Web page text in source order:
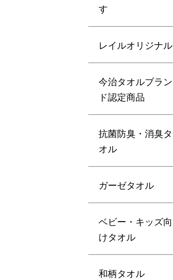
す
レイルオリジナル
今治タオルブラン
ド認定商品
抗菌防臭・消臭タ
オル
ガーゼタオル
ベビー・キッズ向
けタオル
和柄タオル